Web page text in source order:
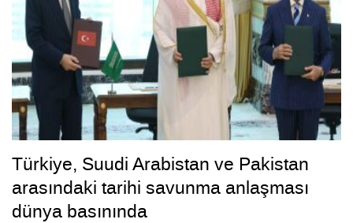
Türkiye, Suudi Arabistan ve Pakistan
arasındaki tarihi savunma anlaşması
dünya basınında